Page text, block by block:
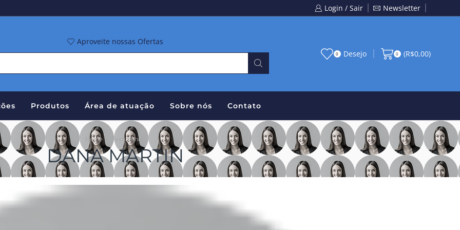
Login / Sair Newsletter
Aproveite nossas Ofertas
0 Desejo 0 (R$0,00)
Produtos Área de atuação Sobre nós Contato
Home Testimonial
DANA MARTIN